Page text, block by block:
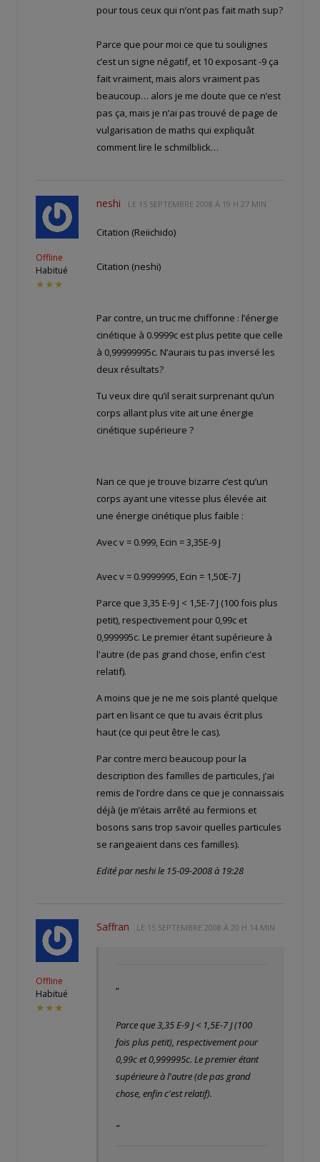
pour tous ceux qui n’ont pas fait math sup?
Parce que pour moi ce que tu soulignes
c’est un signe négatif, et 10 exposant -9 ça
fait vraiment, mais alors vraiment pas
beaucoup… alors je me doute que ce n’est
pas ça, mais je n’ai pas trouvé de page de
vulgarisation de maths qui expliquât
comment lire le schmilblick…
Offline
Habitué
★★★
neshi LE 15 SEPTEMBRE 2008 À 19 H 27 MIN
Citation (Reiichido)
Citation (neshi)
Par contre, un truc me chiffonne : l’énergie
cinétique à 0.9999c est plus petite que celle
à 0,99999995c. N’aurais tu pas inversé les
deux résultats?
Tu veux dire qu’il serait surprenant qu’un
corps allant plus vite ait une énergie
cinétique supérieure ?
Nan ce que je trouve bizarre c’est qu’un
corps ayant une vitesse plus élevée ait
une énergie cinétique plus faible :
Avec v = 0.999, Ecin = 3,35E-9 J
Avec v = 0.9999995, Ecin = 1,50E-7 J
Parce que 3,35 E-9 J < 1,5E-7 J (100 fois plus
petit), respectivement pour 0,99c et
0,999995c. Le premier étant supérieure à
l'autre (de pas grand chose, enfin c'est
relatif).
A moins que je ne me sois planté quelque
part en lisant ce que tu avais écrit plus
haut (ce qui peut être le cas).
Par contre merci beaucoup pour la
description des familles de particules, j’ai
remis de l’ordre dans ce que je connaissais
déjà (je m’étais arrêté au fermions et
bosons sans trop savoir quelles particules
se rangeaient dans ces familles).
Edité par neshi le 15-09-2008 à 19:28
Offline
Habitué
★★★
Saffran LE 15 SEPTEMBRE 2008 À 20 H 14 MIN
“
Parce que 3,35 E-9 J < 1,5E-7 J (100
fois plus petit), respectivement pour
0,99c et 0,999995c. Le premier étant
supérieure à l'autre (de pas grand
chose, enfin c'est relatif).
“